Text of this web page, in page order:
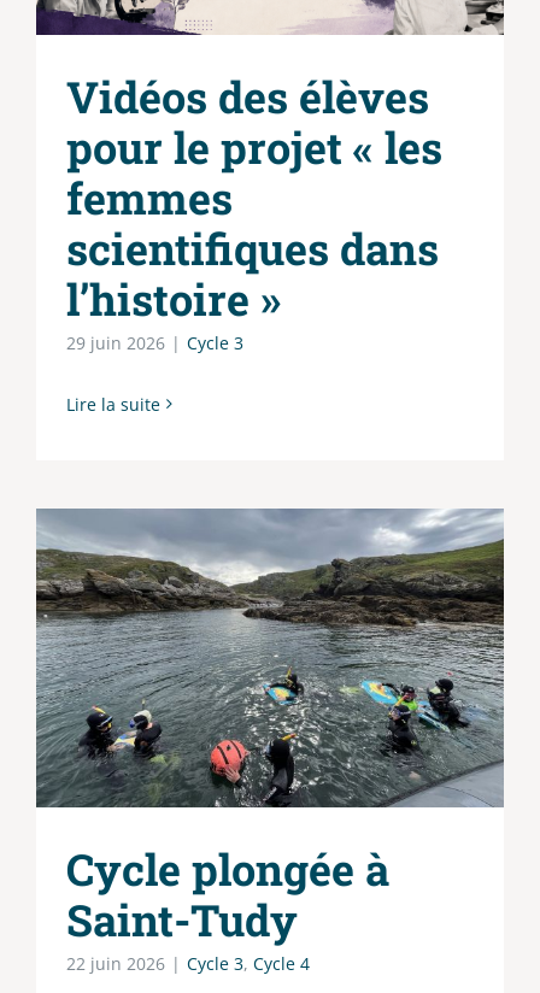
Vidéos des élèves
pour le projet « les
femmes
scientifiques dans
l’histoire »
29 juin 2026 | Cycle 3
Lire la suite
Cycle plongée à
Saint-Tudy
22 juin 2026 | Cycle 3, Cycle 4